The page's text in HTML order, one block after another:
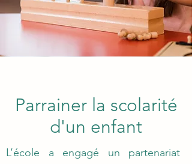
Parrainer la scolarité
d'un enfant
L’école a engagé un partenariat